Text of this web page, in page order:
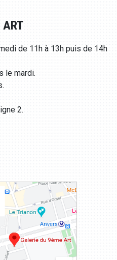
ART
de 11h à 13h puis de 14h
le mardi.
2.